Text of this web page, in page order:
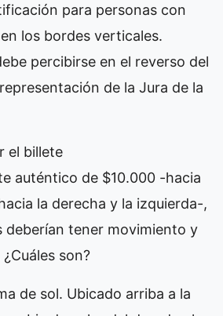
para personas con
los bordes verticales.
percibirse en el reverso del
de la Jura de la
el billete
auténtico de $10.000 -hacia
la derecha y la izquierda-,
deberían tener movimiento y
son?
de sol. Ubicado arriba a la